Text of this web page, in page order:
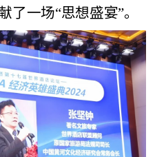
了一场“思想盛宴”。